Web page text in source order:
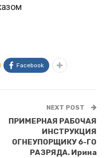
Facebook
NEXT POST
ПРИМЕРНАЯ РАБОЧАЯ
ИНСТРУКЦИЯ
ОГНЕУПОРЩИКУ 6-ГО
РАЗРЯДА. Ирина